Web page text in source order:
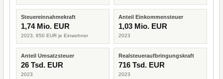
Steuereinnahmekraft
1,74 Mio. EUR
2023, 850 EUR je Einwohner
Anteil Einkommensteuer
1,03 Mio. EUR
2023
Anteil Umsatzsteuer
26 Tsd. EUR
2023
Realsteueraufbringungskraft
716 Tsd. EUR
2023